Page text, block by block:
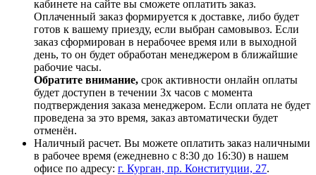
кабинете на сайте вы сможете оплатить заказ.
Оплаченный заказ формируется к доставке, либо будет
готов к вашему приезду, если выбран самовывоз. Если
заказ сформирован в нерабочее время или в выходной
день, то он будет обработан менеджером в ближайшие
рабочие часы.
Обратите внимание, срок активности онлайн оплаты
будет доступен в течении 3х часов с момента
подтверждения заказа менеджером. Если оплата не будет
проведена за это время, заказ автоматически будет
отменён.
Наличный расчет. Вы можете оплатить заказ наличными
в рабочее время (ежедневно с 8:30 до 16:30) в нашем
офисе по адресу: г. Курган, пр. Конституции, 27.